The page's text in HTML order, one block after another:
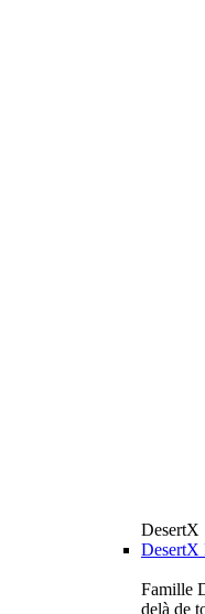
DesertX
DesertX
Famille
delà de